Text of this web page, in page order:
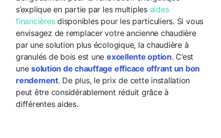
s’explique en partie par les multiples aides
financièresdisponibles pour les particuliers. Si vous
envisagez de remplacer votre ancienne chaudière
par une solution plus écologique, la chaudière à
granulés de bois est une excellente option. C’est
unesolution de chauffage efficace offrant un bon
rendement. De plus, le prix de cette installation
peut être considérablement réduit grâce à
différentes aides.